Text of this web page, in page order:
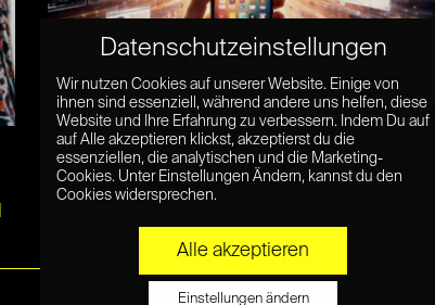
Digital Abundance und die Folgen
des digitalen Überflusses
Datenschutzeinstellungen
Wir nutzen Cookies auf unserer Website. Einige von
ihnen sind essenziell, während andere uns helfen, diese
Website und Ihre Erfahrung zu verbessern. Indem Du auf
auf Alle akzeptieren klickst, akzeptierst du die
essenziellen, die analytischen und die Marketing-
Cookies. Unter Einstellungen Ändern, kannst du den
Cookies widersprechen.
Alle akzeptieren
Einstellungen ändern